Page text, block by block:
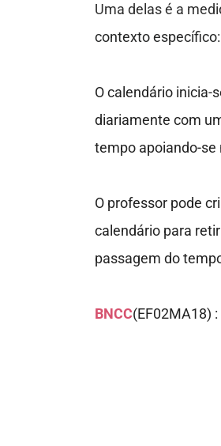
Uma delas é a
contexto
O calendário
diariamente com
tempo apoiando-se
O professor pode
calendário para r
passagem do
BNCC(EF02MA18) :